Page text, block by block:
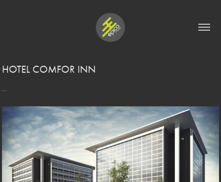
HOTEL COMFOR INN
...